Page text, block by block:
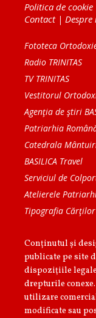
Politica de cookie
Contact| Despre
Fototeca
Radio TRINITAS
TV TRINITAS
Vestitorul
Agenţia de ştiri
Patriarhia
Catedrala
BASILICA Travel
Serviciul de
Atelierele
Tipografia
Conținutul și
publicate pe site
dispoziţiile
drepturile
utilizare
modificate sau